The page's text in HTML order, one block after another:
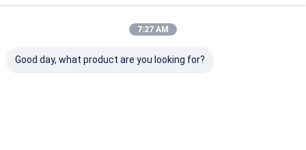
7:27 AM
Good day, what product are you looking for?